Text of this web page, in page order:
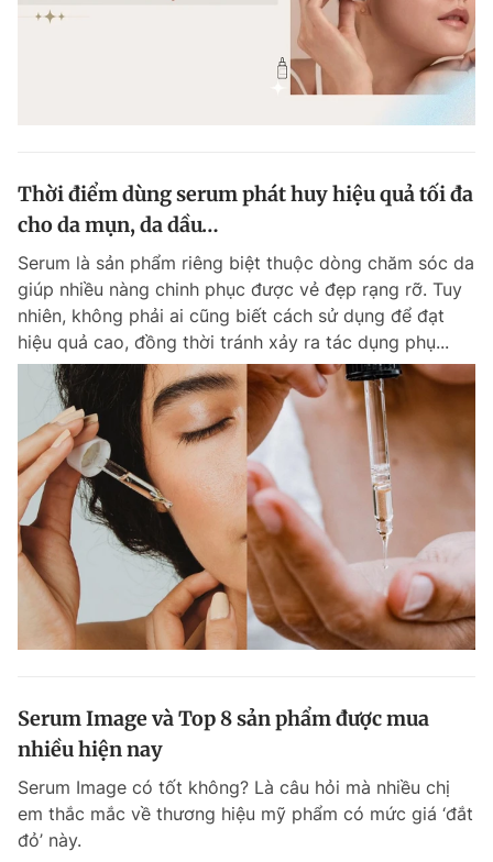
Theo dõi báo trên
Liên hệ quảng cáo
0908 780 404
Tổng biên tập: Nguyễn Ngọc Toàn
Phó tổng biên tập thường trực: Hải Thành
Phó tổng biên tập: Lâm Hiếu Dũng
Phó tổng biên tập: Trần Việt Hưng
Tổng thư ký tòa soạn: Đức Trung
Giấy phép xuất bản số 110/GP - BTTTT cấp ngày 24.3.2020
© 2003-2026 Bản quyền thuộc về Báo Thanh Niên. Cấm sao chép
dưới mọi hình thức nếu không có sự chấp thuận bằng văn bản.
Phát triển bởi ePi Technologies, JSC.
Thời điểm dùng serum phát huy hiệu quả tối đa
cho da mụn, da dầu…
Serum là sản phẩm riêng biệt thuộc dòng chăm sóc da
giúp nhiều nàng chinh phục được vẻ đẹp rạng rỡ. Tuy
nhiên, không phải ai cũng biết cách sử dụng để đạt
hiệu quả cao, đồng thời tránh xảy ra tác dụng phụ...
Serum Image và Top 8 sản phẩm được mua
nhiều hiện nay
Serum Image có tốt không? Là câu hỏi mà nhiều chị
em thắc mắc về thương hiệu mỹ phẩm có mức giá ‘đắt
đỏ’ này.